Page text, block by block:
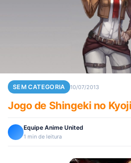
SEM CATEGORIA 10/07/2013
Jogo de Shingeki no
Equipe Anime United
1 min de leitura